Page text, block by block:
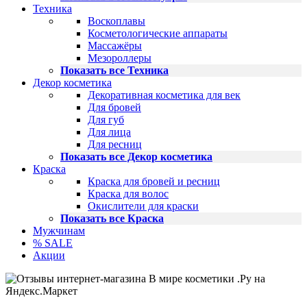
Техника
Воскоплавы
Косметологические аппараты
Массажёры
Мезороллеры
Показать все Техника
Декор косметика
Декоративная косметика для век
Для бровей
Для губ
Для лица
Для ресниц
Показать все Декор косметика
Краска
Краска для бровей и ресниц
Краска для волос
Окислители для краски
Показать все Краска
Мужчинам
% SALE
Акции